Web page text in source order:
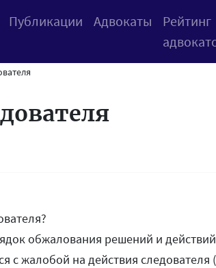
Публикации Адвокаты
Рейтинг
обжалования решений и
с жалобой на действия следователя